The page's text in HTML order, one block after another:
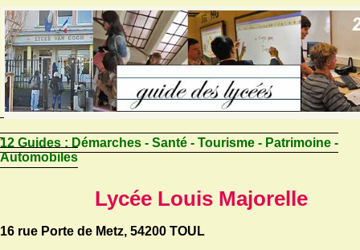
12 Guides : Démarches - Santé - Tourisme - Patrimoine -
Automobiles
Lycée Louis Majorelle
16 rue Porte de Metz, 54200 TOUL